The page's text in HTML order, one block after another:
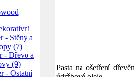
- Stěny a
(7)
- Dřevo a
(9)
- Ostatní
Pasta na ošetření